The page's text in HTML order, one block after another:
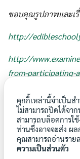
ขอบคุณรูปภาพและเรื่
http://
http://
from-participating-
inhabitat.com
สวนผักต่างเเดน
คุกกี้เหล่านี้จำเป็นส
ไม่สามารถปิดได้จา
สามารถบล็อคการใ
ท่านซึ่งอาจจะส่ง ผล
คุณสามารถอ่านราย
ความเป็นส่วนตัว